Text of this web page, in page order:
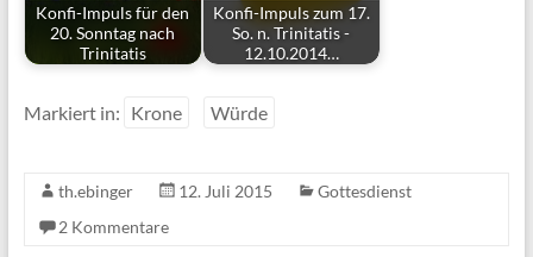
Konfi-Impuls für den
20. Sonntag nach
Trinitatis
Konfi-Impuls zum 17.
So. n. Trinitatis -
12.10.2014…
Markiert in: Krone Würde
th.ebinger 12. Juli 2015
Gottesdienst
2 Kommentare